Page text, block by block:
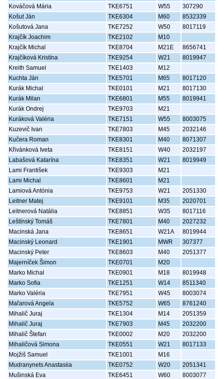
Kováčová Mária
TKE6751 W55
307290
Košut Ján
TKE6304 M60
8532339
Košutová Jana
TKE7252 W50
8017119
Krajčík Joachim
TKE2102
M10
Krajčík Michal
TKE8704 M21E
8656741
Krajčíková Kristína
TKE9254 W21
8019947
Kreith Samuel
TKE1403
M12
Kuchta Ján
TKE5701 M65
8017120
Kurák Michal
TKE0101 M21
8017130
Kurák Milan
TKE6801 M55
8019941
Kurák Ondrej
TKE9703
M21
Kuráková Valéria
TKE7151 W55
8003075
Kuzevič Ivan
TKE7803 M45
2032146
Kučera Roman
TKE8301 M40
8071307
Křivánková Iveta
TKE8151 W40
2032197
Labašová Katarína
TKE8351 W21
8019949
Lami František
TKE9303
M21
Lami Michal
TKE8601
M21
Lamiová Antónia
TKE9753 W21
2051330
Leitner Matej
TKE9101 M35
2020701
Leitnerová Natália
TKE8851 W35
8017116
Leštínský Tomáš
TKE7801 M40
2027232
Macinská Jana
TKE8651 W21A
8019944
Macinský Leonard
TKE1901 MWR
307377
Macinský Peter
TKE8603 M40
2051377
Majerníček Šimon
TKE0701
M20
Marko Michal
TKE0901 M18
8019948
Marko Sofia
TKE1251 W14
8511340
Marko Valéria
TKE7951 W45
8003074
Maľarová Angela
TKE5752 W65
8761240
Mihalič Juraj
TKE1304 M14
2051359
Mihalič Juraj
TKE7903 M45
2032200
Mihalič Štefan
TKE0002 M20
2032200
Mihaličová Simona
TKE0551 W21
8017133
Mojžiš Samuel
TKE1001
M16
Mudranynets Anastasiia
TKE0752 W20
2051341
Mušinská Eva
TKE6451 W60
8003077